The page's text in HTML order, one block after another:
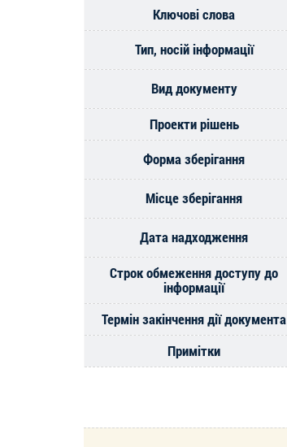
Ключові слова
Тип, носій інформації
Вид документу
Проекти рішень
Форма зберігання
Місце зберігання
Дата надходження
Строк обмеження доступу до
інформації
Термін закінчення дії документа
Примітки